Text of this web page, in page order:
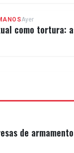
Ayer
como tortura:
de